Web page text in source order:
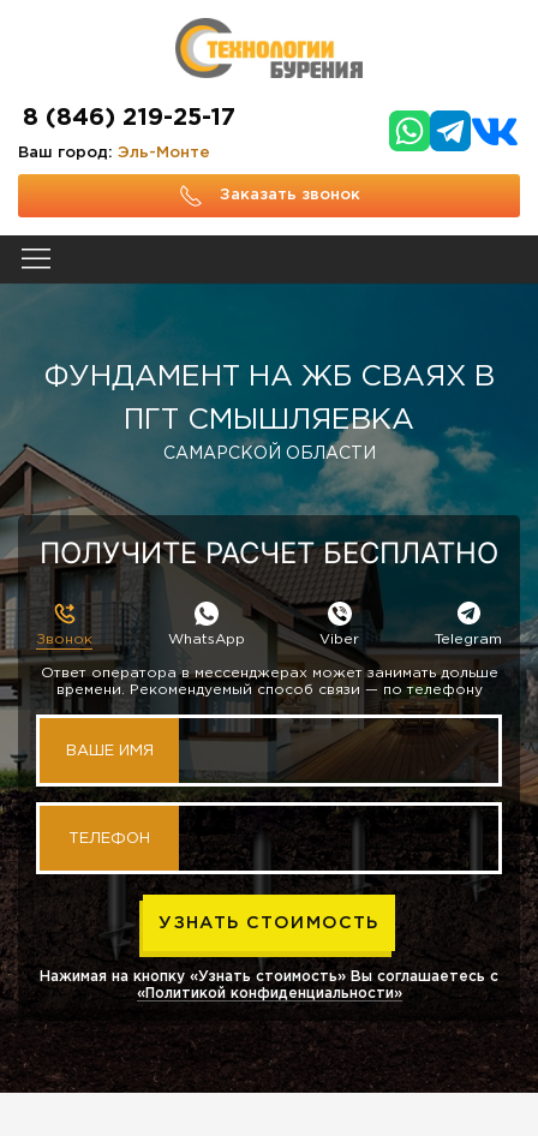
8 (846) 219-25-17
Ваш город: Эль-Монте
Заказать звонок
ФУНДАМЕНТ НА ЖБ СВАЯХ В
ПГТ СМЫШЛЯЕВКА
САМАРСКОЙ ОБЛАСТИ
ПОЛУЧИТЕ РАСЧЕТ БЕСПЛАТНО
Звонок WhatsApp Viber Telegram
Ответ оператора в мессенджерах может занимать дольше
времени. Рекомендуемый способ связи — по телефону
ВАШЕ ИМЯ
ТЕЛЕФОН
Нажимая на кнопку «Узнать стоимость» Вы соглашаетесь с
«Политикой конфиденциальности»